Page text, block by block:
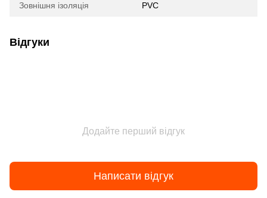
Зовнішня ізоляція PVC
Відгуки
Додайте перший відгук
Написати відгук